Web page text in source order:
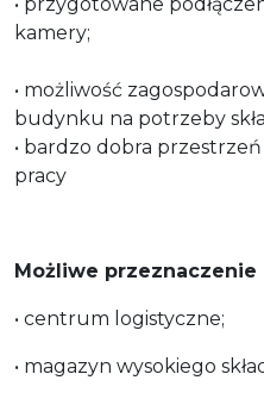
kamery;
• możliwość
budynku na potrzeby
• bardzo dobra
pracy
Możliwe
• centrum logistyczne;
• magazyn wysokiego